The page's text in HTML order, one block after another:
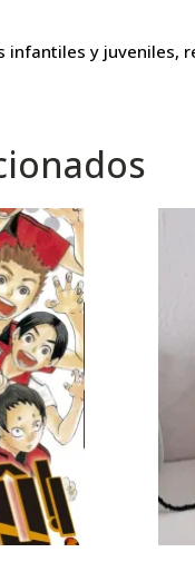
infantiles y juveniles,